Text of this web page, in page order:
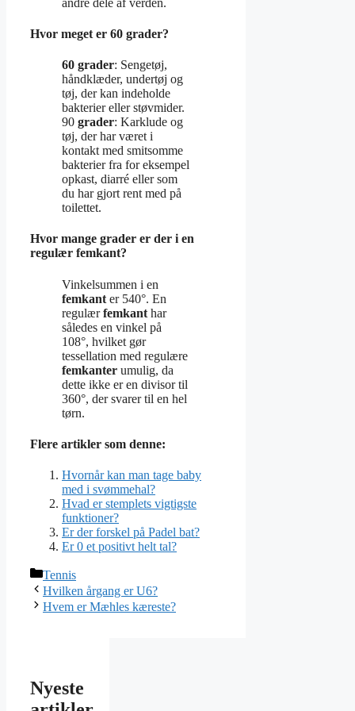
Hvor meget er 60 grader?
60 grader: Sengetøj,
håndklæder, undertøj og
tøj, der kan indeholde
bakterier eller støvmider.
90 grader: Karklude og
tøj, der har været i
kontakt med smitsomme
bakterier fra for eksempel
opkast, diarré eller som
du har gjort rent med på
toilettet.
Hvor mange grader er der i en
regulær femkant?
Vinkelsummen i en
femkant er 540°. En
regulærfemkant har
således en vinkel på
108°, hvilket gør
tessellation med regulære
femkanter umulig, da
dette ikke er en divisor til
360°, der svarer til en hel
tørn.
Flere artikler som denne:
Hvornår kan man tage baby
med i svømmehal?
Hvad er stemplets vigtigste
funktioner?
Er der forskel på Padel bat?
Er 0 et positivt helt tal?
Kategorier
Tennis
Hvilken årgang er U6?
Hvem er Mæhles kæreste?
Nyeste